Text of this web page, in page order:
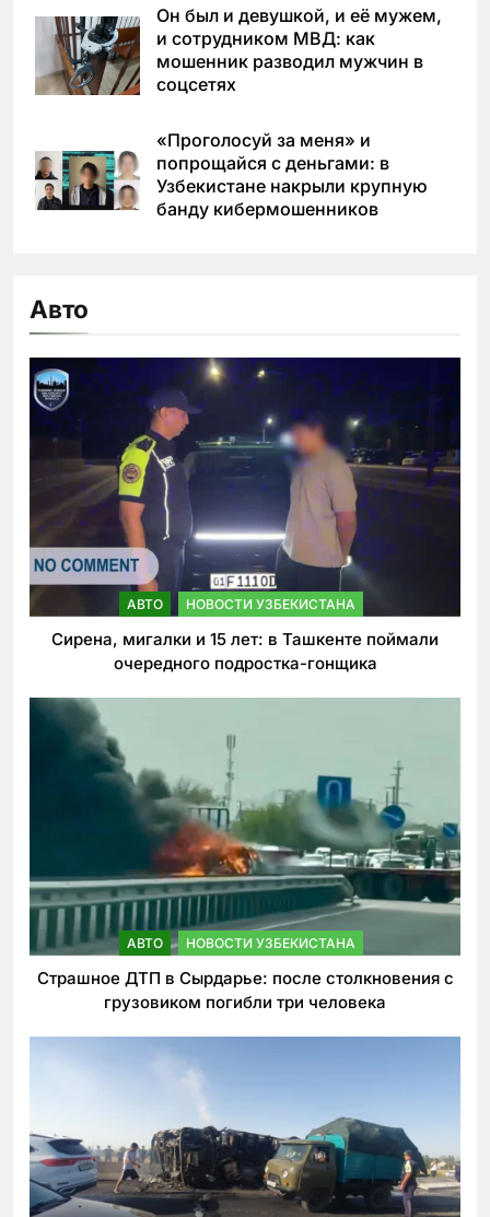
Он был и девушкой, и её мужем,
и сотрудником МВД: как
мошенник разводил мужчин в
соцсетях
«Проголосуй за меня» и
попрощайся с деньгами: в
Узбекистане накрыли крупную
банду кибермошенников
Авто
АВТО НОВОСТИ УЗБЕКИСТАНА
Сирена, мигалки и 15 лет: в Ташкенте поймали
очередного подростка-гонщика
АВТО НОВОСТИ УЗБЕКИСТАНА
Страшное ДТП в Сырдарье: после столкновения с
грузовиком погибли три человека